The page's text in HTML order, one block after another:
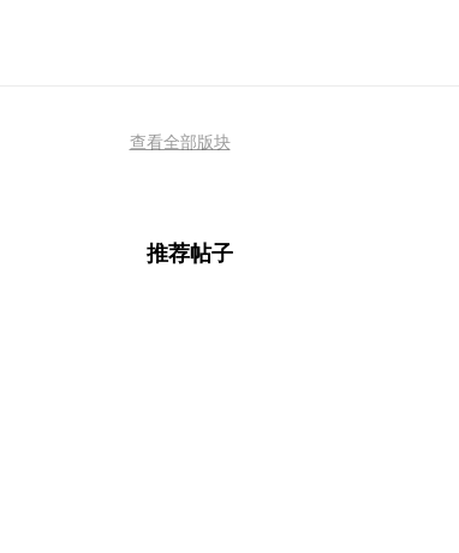
查看全部版块
推荐帖子